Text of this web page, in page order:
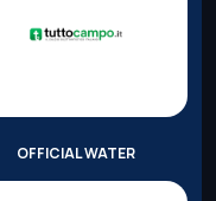
OFFICIAL WATER